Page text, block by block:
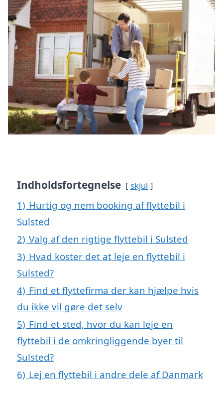
Indholdsfortegnelse skjul
1) Hurtig og nem booking af flyttebil i
Sulsted
2) Valg af den rigtige flyttebil i Sulsted
3) Hvad koster det at leje en flyttebil i
Sulsted?
4) Find et flyttefirma der kan hjælpe hvis
du ikke vil gøre det selv
5) Find et sted, hvor du kan leje en
flyttebil i de omkringliggende byer til
Sulsted?
6) Lej en flyttebil i andre dele af Danmark